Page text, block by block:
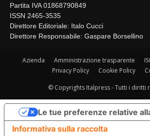
Partita IVA 01868790849
ISSN 2465-3535
Direttore Editoriale: Italo Cucci
Direttore Responsabile: Gaspare Borsellino
Azienda Amministrazione trasparente
Privacy Policy
Cookie Policy
© Copyrights Italpress - Tutti i diritti
Informativa sulla raccolta
Le tue preferenze relative